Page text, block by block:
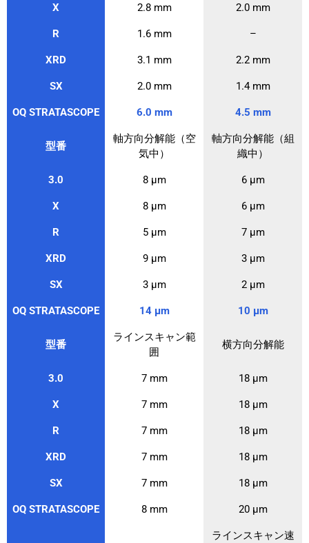
X 2.8 mm 2.0 mm
R 1.6 mm –
XRD 3.1 mm 2.2 mm
SX 2.0 mm 1.4 mm
OQ STRATASCOPE 6.0 mm 4.5 mm
型番
軸方向分解能（空
気中）
軸方向分解能（組
織中）
3.0 8 μm 6 μm
X 8 μm 6 μm
R 5 μm 7 μm
XRD 9 μm 3 μm
SX 3 μm 2 μm
OQ STRATASCOPE 14 μm 10 μm
型番
ラインスキャン範
囲
横方向分解能
3.0 7 mm 18 μm
X 7 mm 18 μm
R 7 mm 18 μm
XRD 7 mm 18 μm
SX 7 mm 18 μm
OQ STRATASCOPE 8 mm 20 μm
ラインスキャン速